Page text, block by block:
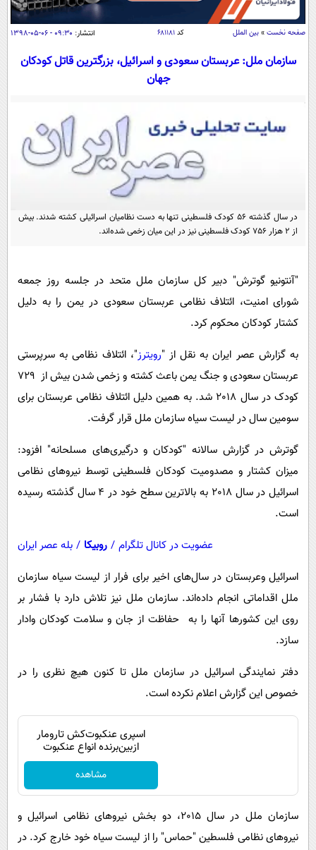
سیاسی
اقتصاد
خودرو
جامعه
اجتماعی
سلامت
یک برش دانایی
محیط زیست
ورزشی
سیاست خارجی
فرهنگ و هنر
علم و دانش
فناوری و It
اخبار کریپتو
قرآن
سرگرمی
فیلم
سیاست
فناوری
گوناگون
حوادث
محیط زیست
سلامت
فرهنگی
سیاست خارجی
آشپزی
دانلود
صفحه نخست » بین الملل کد۶۸۱۱۸۱ انتشار: ۰۹:۳۰ - ۰۶-۰۵-۱۳۹۸
سازمان ملل: عربستان سعودی و اسرائیل، بزرگترین قاتل کودکان
جهان
در سال گذشته 56 کودک فلسطینی تنها به دست نظامیان اسرائیلی کشته شدند. بیش
از 2 هزار 756 کودک فلسطینی نیز در این میان زخمی شده‌اند.
"آنتونیو گوترش" دبیر کل سازمان ملل متحد در جلسه روز جمعه
شورای امنیت، ائتلاف نظامی عربستان سعودی در یمن را به دلیل
کشتار کودکان محکوم کرد.
به گزارش عصر ایران به نقل از "رویترز"، ائتلاف نظامی به سرپرستی
عربستان سعودی و جنگ یمن باعث کشته و زخمی شدن بیش از 729
کودک در سال 2018 شد. به همین دلیل ائتلاف نظامی عربستان برای
سومین سال در لیست سیاه سازمان ملل قرار گرفت.
گوترش در گزارش سالانه "کودکان و درگیری‌های مسلحانه" افزود:
میزان کشتار و مصدومیت کودکان فلسطینی توسط نیروهای نظامی
اسرائیل در سال 2018 به بالاترین سطح خود در 4 سال گذشته رسیده
است.
عضویت در کانال تلگرام / روبیکا / بله عصر ایران
اسرائیل وعربستان در سال‌های اخیر برای فرار از لیست سیاه سازمان
ملل اقداماتی انجام داده‌اند. سازمان ملل نیز تلاش دارد با فشار بر
روی این کشورها آنها را به حفاظت از جان و سلامت کودکان وادار
سازد.
دفتر نمایندگی اسرائیل در سازمان ملل تا کنون هیچ نظری را در
خصوص این گزارش اعلام نکرده است.
اسپری عنکبوت‌‌کش تارومار
ازبین‌برنده انواع عنکبوت
مشاهده
سازمان ملل در سال 2015، دو بخش نیروهای نظامی اسرائیل و
نیروهای نظامی فلسطین "حماس" را از لیست سیاه خود خارج کرد. در